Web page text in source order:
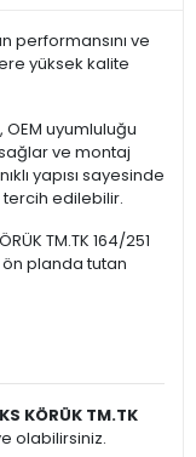
performansını ve
yüksek kalite
OEM uyumluluğu
ve montaj
yapısı sayesinde
tercih edilebilir.
TM.TK 164/251
planda tutan
KÖRÜK TM.TK
olabilirsiniz.